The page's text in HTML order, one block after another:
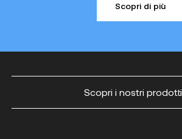
Scopri di più
Scopri i nostri prodotti